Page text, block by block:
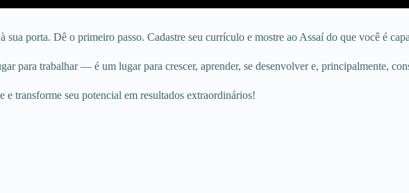
sua porta. Dê o primeiro passo. Cadastre seu currículo e mostre ao Assaí do que você é
para trabalhar — é um lugar para crescer, aprender, se desenvolver e, principalmente,
e transforme seu potencial em resultados extraordinários!